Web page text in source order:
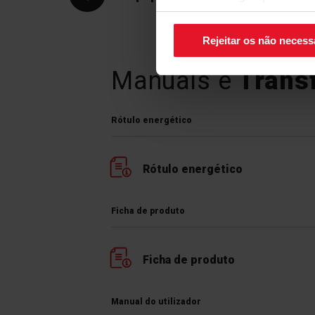
canto inferior direito do ecrã.
Rejeitar os não
Manuais e
Rótulo energético
Rótulo energético
Ficha de produto
Ficha de produto
Manual do utilizador